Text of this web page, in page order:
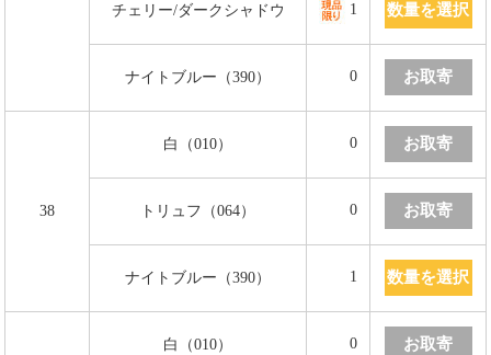
チェリー/ダークシャドウ 1 数量を選択
ナイトブルー（390） 0 お取寄
38
白（010） 0 お取寄
トリュフ（064） 0 お取寄
ナイトブルー（390） 1 数量を選択
白（010） 0 お取寄